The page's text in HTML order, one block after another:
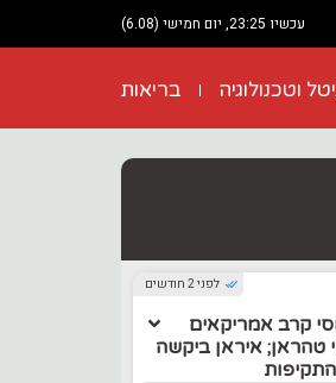
עכשיו 23:25, יום חמישי (6.08)
וטכנולוגיה בריאות
לפני 2 חודשים
קרב אמריקאים
טהראן; איראן ביקשה